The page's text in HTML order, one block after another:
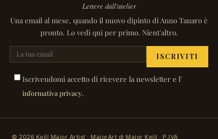
Lettere dall'atelier
Una email al mese, quando il nuovo dipinto di Anno Tanaro è
pronto. Lo vedi qui per primo. Nient'altro.
ISCRIVITI
Iscrivendomi accetto di ricevere la newsletter e l'
informativa privacy.
© 2026 Keili Major Artist · MajorArt di Major Keili · P.IVA